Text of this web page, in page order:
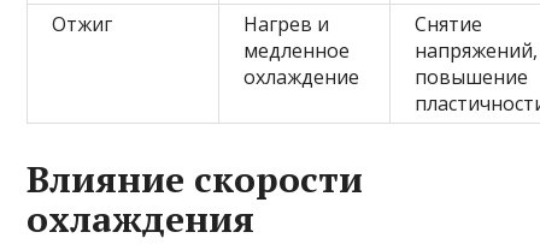
Отжиг
Нагрев и
медленное
охлаждение
Снятие
напряжений,
повышение
Влияние скорости
охлаждения